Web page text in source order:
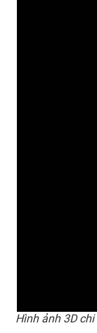
Hình ảnh 3D